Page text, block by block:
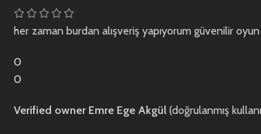
her zaman burdan alışveriş yapıyorum güvenilir
0
0
Verified owner Emre Ege Akgül (doğrulanmış